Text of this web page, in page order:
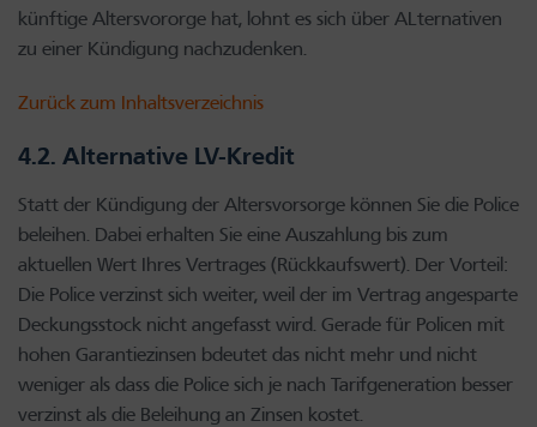
künftige Altersvororge hat, lohnt es sich über ALternativen
zu einer Kündigung nachzudenken.
Zurück zum Inhaltsverzeichnis
4.2. Alternative LV-Kredit
Statt der Kündigung der Altersvorsorge können Sie die Police
beleihen. Dabei erhalten Sie eine Auszahlung bis zum
aktuellen Wert Ihres Vertrages (Rückkaufswert). Der Vorteil:
Die Police verzinst sich weiter, weil der im Vertrag angesparte
Deckungsstock nicht angefasst wird. Gerade für Policen mit
hohen Garantiezinsen bdeutet das nicht mehr und nicht
weniger als dass die Police sich je nach Tarifgeneration besser
verzinst als die Beleihung an Zinsen kostet.